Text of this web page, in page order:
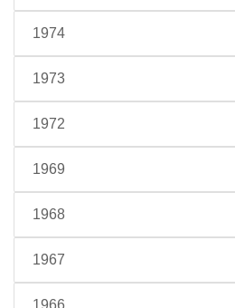
1974
1973
1972
1969
1968
1967
1966